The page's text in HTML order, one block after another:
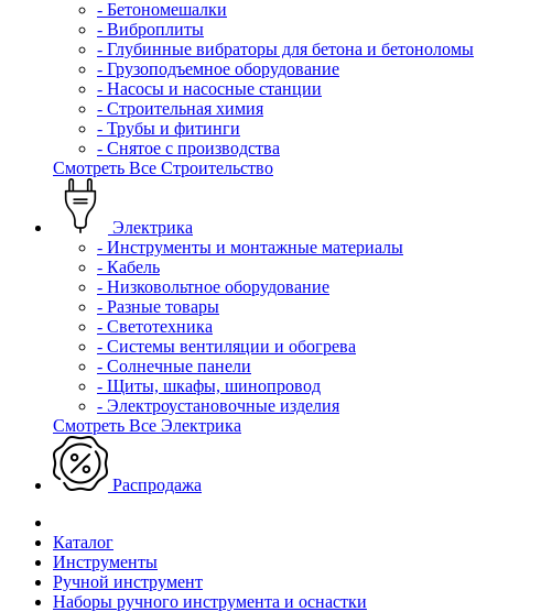
- Бетономешалки
- Виброплиты
- Глубинные вибраторы для бетона и бетоноломы
- Грузоподъемное оборудование
- Насосы и насосные станции
- Строительная химия
- Трубы и фитинги
- Снятое с производства
Смотреть Все Строительство
Электрика
- Инструменты и монтажные материалы
- Кабель
- Низковольтное оборудование
- Разные товары
- Светотехника
- Системы вентиляции и обогрева
- Солнечные панели
- Щиты, шкафы, шинопровод
- Электроустановочные изделия
Смотреть Все Электрика
Распродажа
Каталог
Инструменты
Ручной инструмент
Наборы ручного инструмента и оснастки